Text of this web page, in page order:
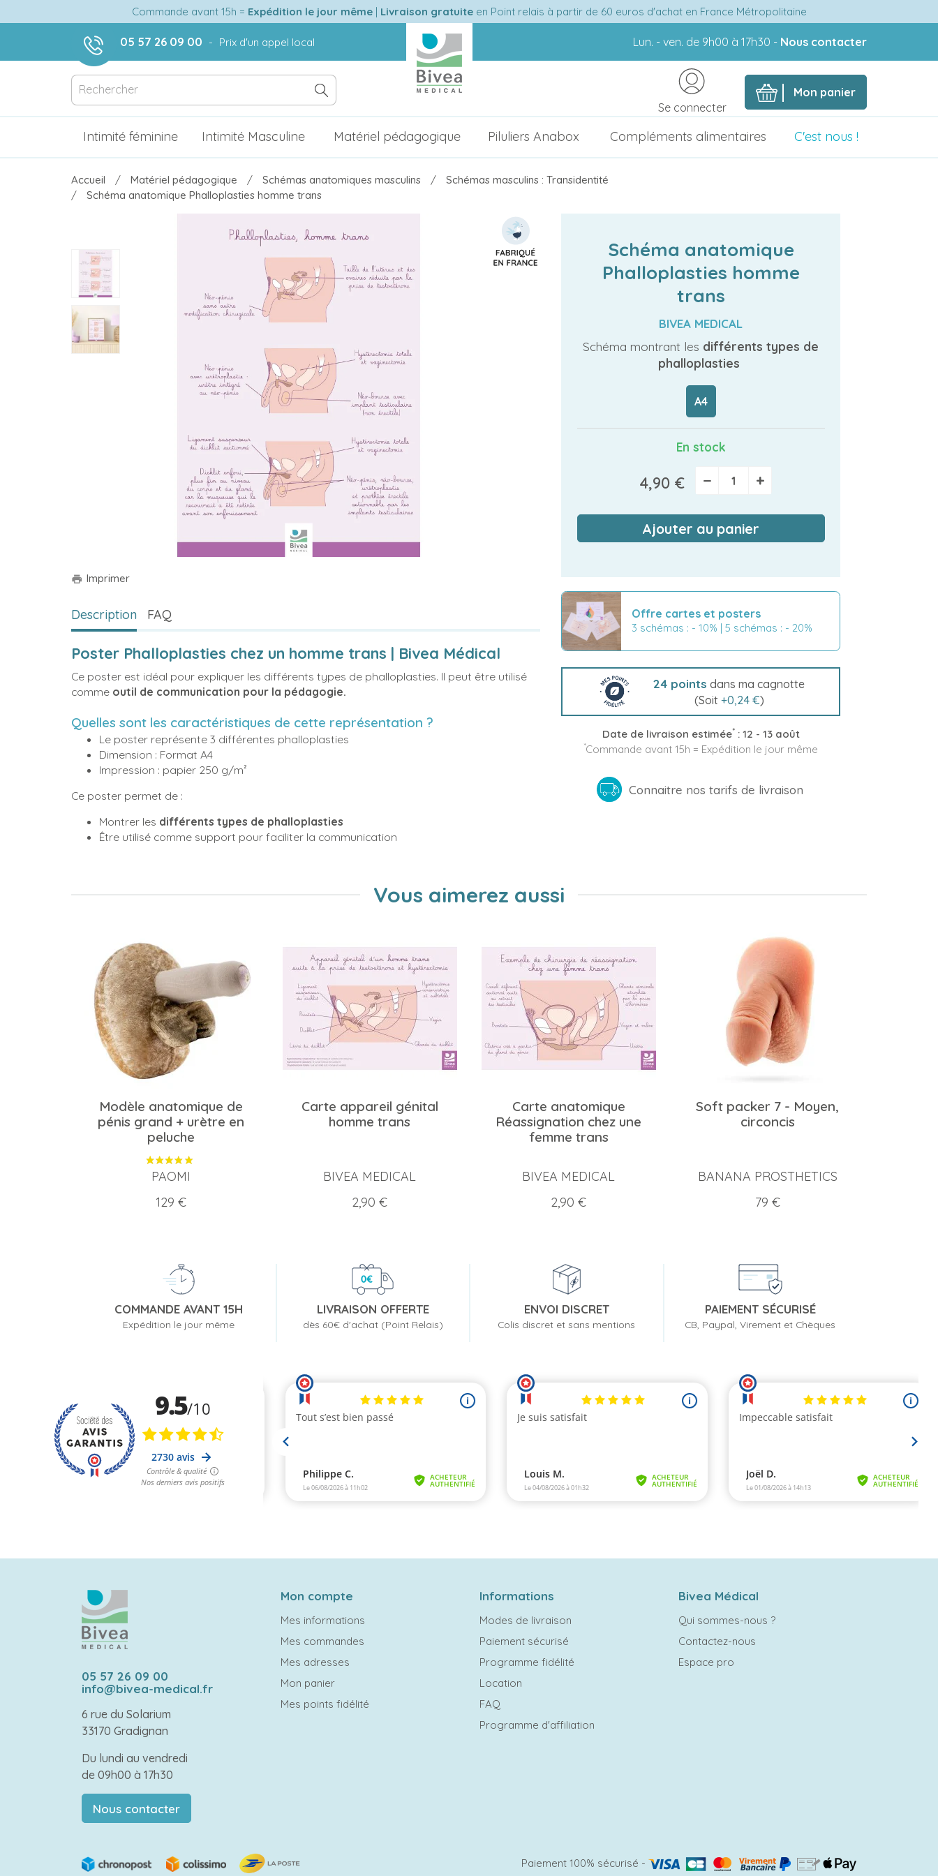
Commande avant 15h = Expédition le jour même| Livraison gratuiteen Point relais à partir de 60 euros d'achat en France Métropolitaine
05 57 26 09 00 - Prix d'un appel local Lun. - ven. de 9h00 à 17h30 - Nous contacter
Mon panier
Se connecter
Intimité féminine Intimité Masculine Matériel pédagogique Piluliers Anabox Compléments alimentaires C'est nous !
Accueil Matériel pédagogique Schémas anatomiques masculins
Schémas masculins : Transidentité
Schéma anatomique Phalloplasties homme trans
print Imprimer
Schéma anatomique
Phalloplasties homme
trans
BIVEA MEDICAL
Schéma montrant les différents types de
phalloplasties
A4
En stock
4,90 € − +
Ajouter au panier
Offre cartes et posters
3 schémas : - 10% | 5 schémas : - 20%
24 points dans ma cagnotte
(Soit +0,24 €)
Date de livraison estimée*: 12 - 13 août
*Commande avant 15h = Expédition le jour même
Connaitre nos tarifs de livraison
Description FAQ
Poster Phalloplasties chez un homme trans | Bivea Médical
Ce poster est idéal pour expliquer les différents types de phalloplasties. Il peut être utilisé
comme outil de communication pour la pédagogie.
Quelles sont les caractéristiques de cette représentation ?
Le poster représente 3 différentes phalloplasties
Dimension : Format A4
Impression : papier 250 g/m²
Ce poster permet de :
Montrer les différents types de phalloplasties
Être utilisé comme support pour faciliter la communication
Vous aimerez aussi
Modèle anatomique de
pénis grand + urètre en
peluche
PAOMI
Prix
129 €
Carte appareil génital
homme trans
BIVEA MEDICAL
Prix
2,90 €
Carte anatomique
Réassignation chez une
femme trans
BIVEA MEDICAL
Prix
2,90 €
Soft packer 7 - Moyen,
circoncis
BANANA PROSTHETICS
Prix
79 €
COMMANDE AVANT 15H
Expédition le jour même
LIVRAISON OFFERTE
dès 60€ d'achat (Point Relais)
ENVOI DISCRET
Colis discret et sans mentions
PAIEMENT SÉCURISÉ
CB, Paypal, Virement et Chèques
05 57 26 09 00
info@bivea-medical.fr
6 rue du Solarium
33170 Gradignan
Du lundi au vendredi
de 09h00 à 17h30
Nous contacter
Mon compte
Mes informations
Mes commandes
Mes adresses
Mon panier
Mes points fidélité
Informations
Modes de livraison
Paiement sécurisé
Programme fidélité
Location
FAQ
Programme d'affiliation
Bivea Médical
Qui sommes-nous ?
Contactez-nous
Espace pro
Paiement 100% sécurisé -